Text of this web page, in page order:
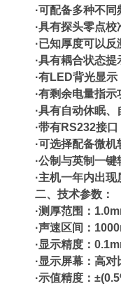
·可配备多种不同
·具有探头零点校
·已知厚度可以反
·具有耦合状态提
·有LED背光显示
·有剩余电量指示
·具有自动休眠、
·带有RS232接
·可选择配备微机
·公制与英制一键
·主机一年内出现
二、技术参数 ：
·测厚范围：
·声速区间：
·显示精度：
·显示屏幕：高
·示值精度：